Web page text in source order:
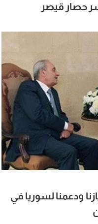
حصار قيصر
ودعمنا لسوريا في